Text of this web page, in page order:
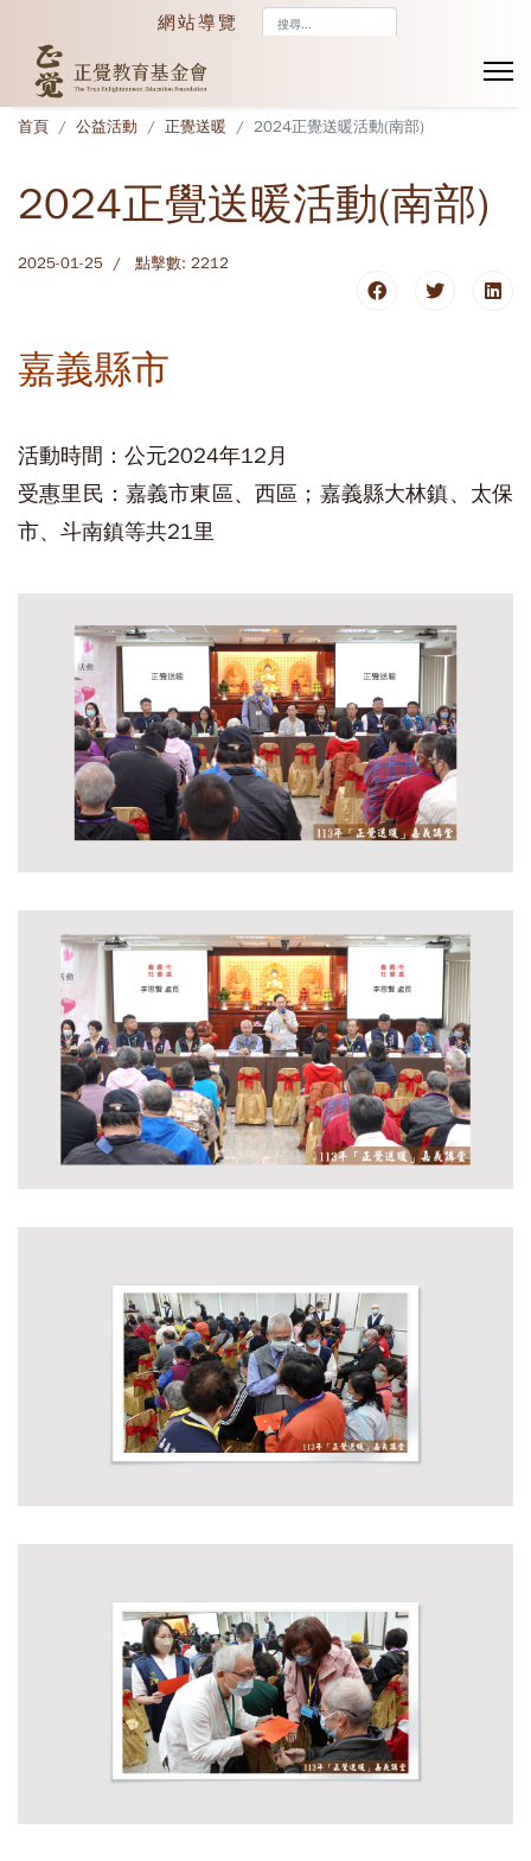
網站導覽
首頁 公益活動 正覺送暖 2024正覺送暖活動(南部)
2024正覺送暖活動(南部)
2025-01-25 點擊數: 2212
嘉義縣市
活動時間：公元2024年12月
受惠里民：嘉義市東區、西區；嘉義縣大林鎮、太保
市、斗南鎮等共21里